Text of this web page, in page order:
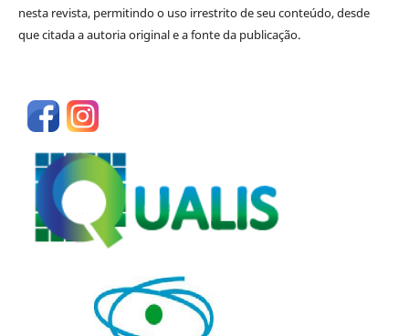
nesta revista, permitindo o uso irrestrito de seu conteúdo, desde
que citada a autoria original e a fonte da publicação.